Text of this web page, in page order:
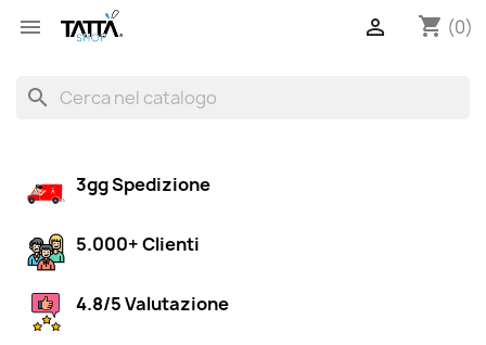
 shopping_cart (0)

search
3gg Spedizione
5.000+ Clienti
4.8/5 Valutazione